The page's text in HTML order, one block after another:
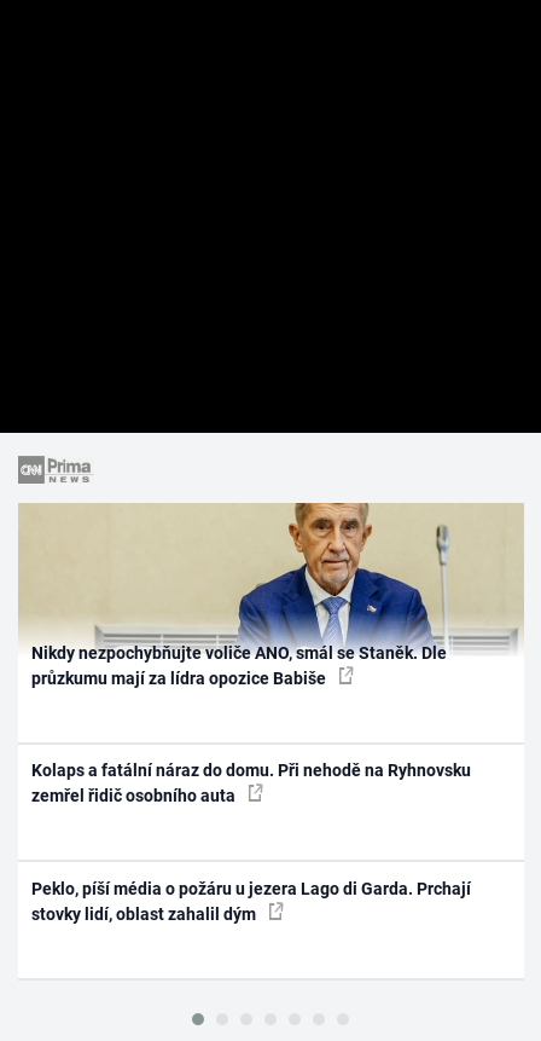
Nikdy nezpochybňujte voliče ANO, smál se Staněk. Dle
průzkumu mají za lídra opozice Babiše
Kolaps a fatální náraz do domu. Při nehodě na Ryhnovsku
zemřel řidič osobního auta
Peklo, píší média o požáru u jezera Lago di Garda. Prchají
stovky lidí, oblast zahalil dým